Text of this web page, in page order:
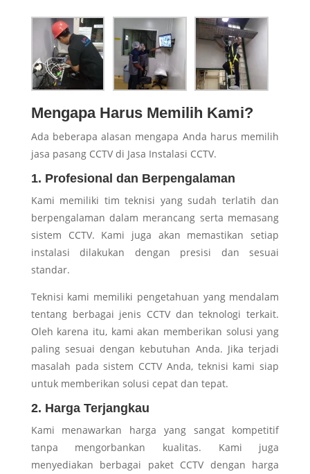
Mengapa Harus Memilih Kami?
Ada beberapa alasan mengapa Anda harus memilih
jasa pasang CCTV di Jasa Instalasi CCTV.
1. Profesional dan Berpengalaman
Kami memiliki tim teknisi yang sudah terlatih dan
berpengalaman dalam merancang serta memasang
sistem CCTV. Kami juga akan memastikan setiap
instalasi dilakukan dengan presisi dan sesuai
standar.
Teknisi kami memiliki pengetahuan yang mendalam
tentang berbagai jenis CCTV dan teknologi terkait.
Oleh karena itu, kami akan memberikan solusi yang
paling sesuai dengan kebutuhan Anda. Jika terjadi
masalah pada sistem CCTV Anda, teknisi kami siap
untuk memberikan solusi cepat dan tepat.
2. Harga Terjangkau
Kami menawarkan harga yang sangat kompetitif
tanpa mengorbankan kualitas. Kami juga
menyediakan berbagai paket CCTV dengan harga